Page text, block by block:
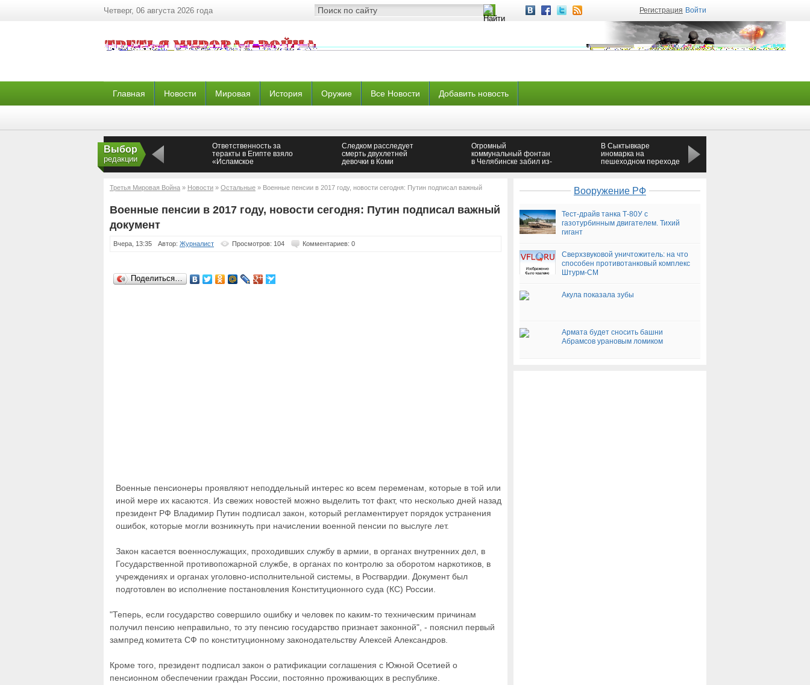
Четверг, 06 августа 2026 года Регистрация Войти
Главная Новости Мировая История Оружие Все Новости Добавить новость
Выбор
редакции
Ответственность за
теракты в Египте взяло
«Исламское
Следком расследует
смерть двухлетней
девочки в Коми
Огромный
коммунальный фонтан
в Челябинске забил из-
В Сыктывкаре
иномарка на
пешеходном переходе
Третья Мировая Война » Новости » Остальные » Военные пенсии в 2017 году, новости сегодня: Путин подписал важный
документ
Военные пенсии в 2017 году, новости сегодня: Путин подписал важный
документ
Вчера, 13:35 Автор: Журналист Просмотров: 104 Комментариев: 0
Поделиться…
Военные пенсионеры проявляют неподдельный интерес ко всем переменам, которые в той или
иной мере их касаются. Из свежих новостей можно выделить тот факт, что несколько дней назад
президент РФ Владимир Путин подписал закон, который регламентирует порядок устранения
ошибок, которые могли возникнуть при начислении военной пенсии по выслуге лет.
Закон касается военнослужащих, проходивших службу в армии, в органах внутренних дел, в
Государственной противопожарной службе, в органах по контролю за оборотом наркотиков, в
учреждениях и органах уголовно-исполнительной системы, в Росгвардии. Документ был
подготовлен во исполнение постановления Конституционного суда (КС) России.
"Теперь, если государство совершило ошибку и человек по каким-то техническим причинам
получил пенсию неправильно, то эту пенсию государство признает законной", - пояснил первый
зампред комитета СФ по конституционному законодательству Алексей Александров.
Кроме того, президент подписал закон о ратификации соглашения с Южной Осетией о
пенсионном обеспечении граждан России, постоянно проживающих в республике.
Вооружение РФ
Тест-драйв танка Т-80У с
газотурбинным двигателем. Тихий
гигант
Сверхзвуковой уничтожитель: на что
способен противотанковый комплекс
Штурм-СМ
Акула показала зубы
Армата будет сносить башни
Абрамсов урановым ломиком